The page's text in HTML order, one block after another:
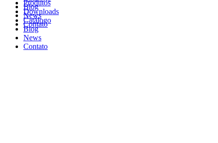
Produtos
Downloads
Catálogo
Blog
News
Contato
Blog
News
Contato